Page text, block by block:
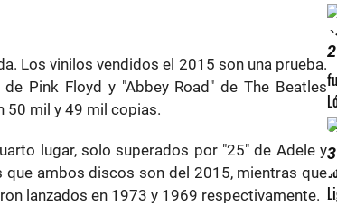
Los vinilos vendidos el 2015 son una prueba.
Pink Floyd y "Abbey Road" de The Beatles
50 mil y 49 mil copias.
lugar, solo superados por "25" de Adele y
que ambos discos son del 2015, mientras que
lanzados en 1973 y 1969 respectivamente.
2
3